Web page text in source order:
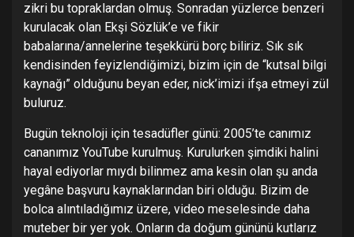
zikri bu topraklardan olmuş. Sonradan yüzlerce benzeri
kurulacak olan Ekşi Sözlük’e ve fikir
babalarına/annelerine teşekkürü borç biliriz. Sık sık
kendisinden feyizlendiğimizi, bizim için de “kutsal bilgi
kaynağı” olduğunu beyan eder, nick’imizi ifşa etmeyi zül
buluruz.
Bugün teknoloji için tesadüfler günü: 2005’te canımız
cananımız YouTube kurulmuş. Kurulurken şimdiki halini
hayal ediyorlar mıydı bilinmez ama kesin olan şu anda
yegâne başvuru kaynaklarından biri olduğu. Bizim de
bolca alıntıladığımız üzere, video meselesinde daha
muteber bir yer yok. Onların da doğum gününü kutlarız